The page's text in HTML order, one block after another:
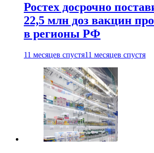
Ростех досрочно
22,5 млн доз вакцин
в регионы РФ
11 месяцев спустя11 месяцев спустя